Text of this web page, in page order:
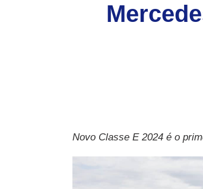
Novo Classe E 2024 é o